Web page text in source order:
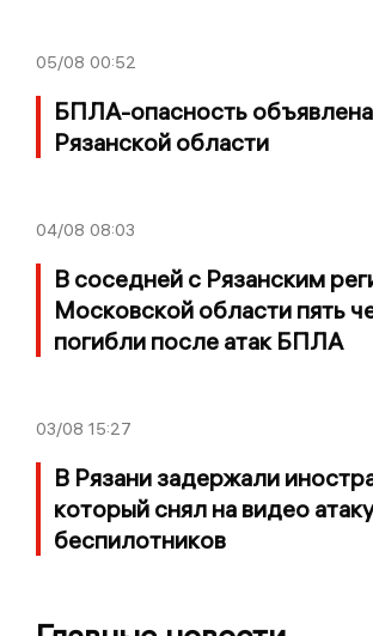
05/08 00:52
БПЛА-опасность
Рязанской области
04/08 08:03
В соседней с Рязанским
Московской области пять
погибли после атак БПЛА
03/08 15:27
В Рязани задержали
который снял на видео атаку
беспилотников